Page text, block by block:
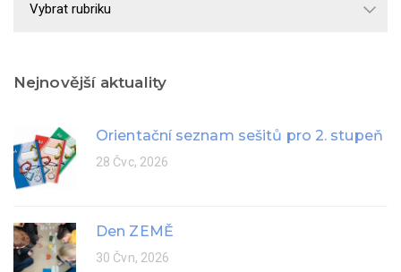
rok
Nejnovější aktuality
Orientační seznam sešitů pro 2. stupeň
28 Čvc, 2026
Den ZEMĚ
30 Čvn, 2026